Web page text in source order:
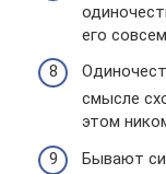
его
смысле
этом
Бывают